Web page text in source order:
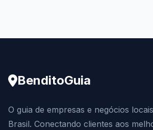
BenditoGuia
O guia de empresas e negócios
Brasil. Conectando clientes aos